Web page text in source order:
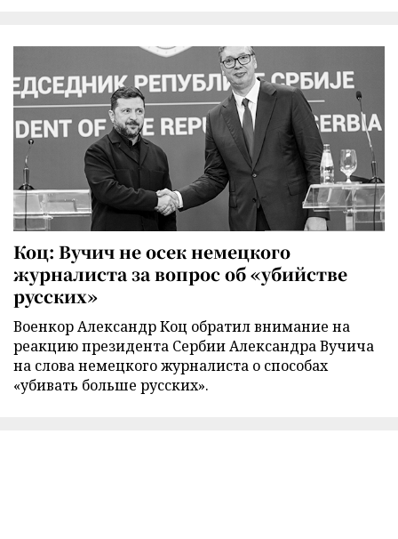
Коц: Вучич не осек немецкого
журналиста за вопрос об «убийстве
русских»
Военкор Александр Коц обратил внимание на
реакцию президента Сербии Александра Вучича
на слова немецкого журналиста о способах
«убивать больше русских».